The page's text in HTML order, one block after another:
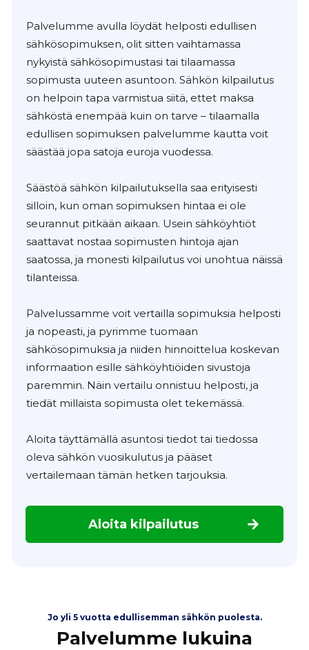
Palvelumme avulla löydät helposti edullisen
sähkösopimuksen, olit sitten vaihtamassa
nykyistä sähkösopimustasi tai tilaamassa
sopimusta uuteen asuntoon. Sähkön kilpailutus
on helpoin tapa varmistua siitä, ettet maksa
sähköstä enempää kuin on tarve – tilaamalla
edullisen sopimuksen palvelumme kautta voit
säästää jopa satoja euroja vuodessa.
Säästöä sähkön kilpailutuksella saa erityisesti
silloin, kun oman sopimuksen hintaa ei ole
seurannut pitkään aikaan. Usein sähköyhtiöt
saattavat nostaa sopimusten hintoja ajan
saatossa, ja monesti kilpailutus voi unohtua näissä
tilanteissa.
Palvelussamme voit vertailla sopimuksia helposti
ja nopeasti, ja pyrimme tuomaan
sähkösopimuksia ja niiden hinnoittelua koskevan
informaation esille sähköyhtiöiden sivustoja
paremmin. Näin vertailu onnistuu helposti, ja
tiedät millaista sopimusta olet tekemässä.
Aloita täyttämällä asuntosi tiedot tai tiedossa
oleva sähkön vuosikulutus ja pääset
vertailemaan tämän hetken tarjouksia.
Aloita kilpailutus
Jo yli 5 vuotta edullisemman sähkön puolesta.
Palvelumme lukuina